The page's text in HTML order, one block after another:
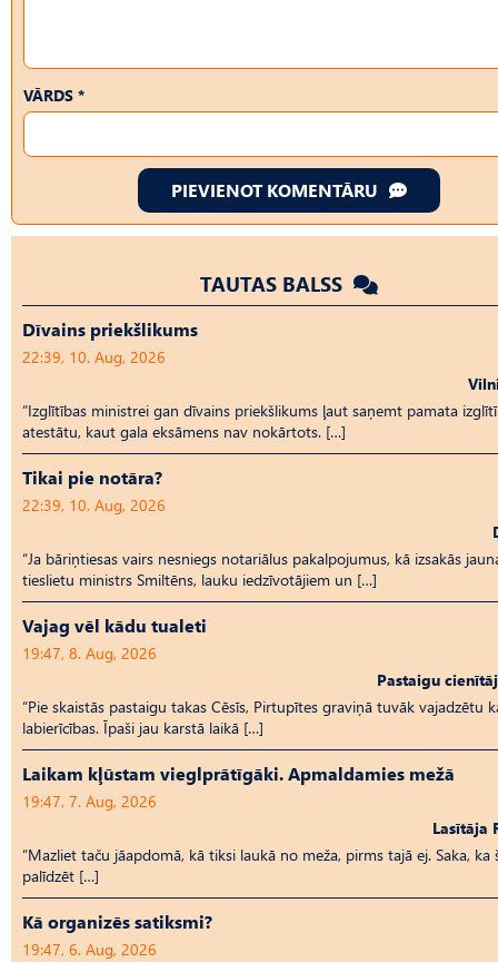
VĀRDS *
PIEVIENOT KOMENTĀRU
TAUTAS BALSS
Dīvains priekšlikums
22:39, 10. Aug, 2026
“Izglītības ministrei gan dīvains priekšlikums ļaut saņemt pamata
atestātu, kaut gala eksāmens nav nokārtots. […]
Tikai pie notāra?
22:39, 10. Aug, 2026
“Ja bāriņtiesas vairs nesniegs notariālus pakalpojumus, kā izsakās
tieslietu ministrs Smiltēns, lauku iedzīvotājiem un […]
Vajag vēl kādu tualeti
19:47, 8. Aug, 2026
Pastaigu
“Pie skaistās pastaigu takas Cēsīs, Pirtupītes graviņā tuvāk vajadzētu
labierīcības. Īpaši jau karstā laikā […]
Laikam kļūstam vieglprātīgāki. Apmaldamies mežā
19:47, 7. Aug, 2026
Lasītāja
“Mazliet taču jāapdomā, kā tiksi laukā no meža, pirms tajā ej. Saka, ka
palīdzēt […]
Kā organizēs satiksmi?
19:47, 6. Aug, 2026